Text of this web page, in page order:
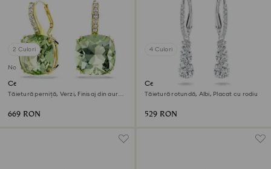
2 Culori
Nou
Cercei cu drop Millenia
Tăietură perniță, Verzi, Finisaj din aur
669 RON
4 Culori
Cercei rotunzi Stilla Attract
Tăietură rotundă, Albi, Placat cu rodiu
529 RON